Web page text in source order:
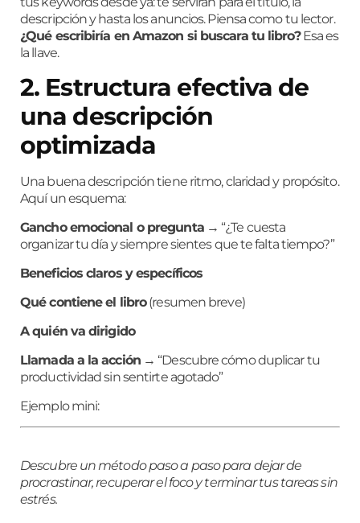
descripción y hasta los anuncios. Piensa como tu lector.
¿Qué escribiría en Amazon si buscara tu libro?Esa es
la llave.
2. Estructura efectiva de
una descripción
optimizada
Una buena descripción tiene ritmo, claridad y propósito.
Aquí un esquema:
Gancho emocional o pregunta→ “¿Te cuesta
organizar tu día y siempre sientes que te falta tiempo?”
Beneficios claros y específicos
Qué contiene el libro(resumen breve)
A quién va dirigido
Llamada a la acción→ “Descubre cómo duplicar tu
productividad sin sentirte agotado”
Ejemplo mini:
Descubre un método paso a paso para dejar de
procrastinar, recuperar el foco y terminar tus tareas sin
estrés.